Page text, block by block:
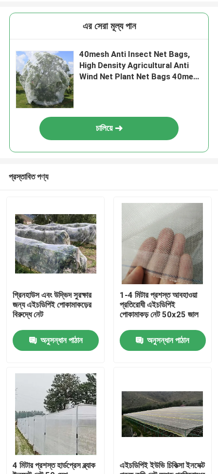
বাড়ি
পণ্য
আমাদের সম্পর্কে
এর সেরা মূল্য পান
40mesh Anti Insect Net Bags,
High Density Agricultural Anti
Wind Net Plant Net Bags 40mesh
Bags, High Density Agricultural
Anti Wind Net 40mesh Anti
উইন্ড নেট প্লেইন্ট নেট ব্যাগ
চালিয়ে
প্রস্তাবিত পণ্য
গ্রিনহাউস এবং উদ্ভিদ সুরক্ষার
জন্য এইচডিপিই পোকামাকড়ের
বিরুদ্ধে নেট
অনুসন্ধান পাঠান
1-4 মিটার প্রশস্ত আবহাওয়া
প্রতিরোধী এইচডিপিই
পোকামাকড় নেট 50x25 জাল
অনুসন্ধান পাঠান
4 মিটার প্রশস্ত হার্ডপ্রেস ব্ল্যাক
এইচডিপিই ইউভি চিকিত্সা ইনসেক্ট